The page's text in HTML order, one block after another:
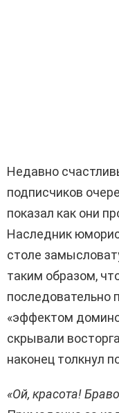
Недавно
подписчиков
показал как они
Наследник
столе
таким образом,
последовательно
«эффектом
скрывали
наконец толкнул
«Ой, красота!